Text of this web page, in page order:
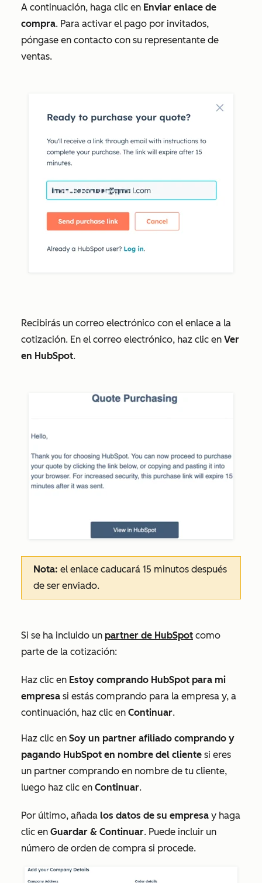
A continuación, haga clic en Enviar enlace de
compra. Para activar el pago por invitados,
póngase en contacto con su representante de
ventas.
Recibirás un correo electrónico con el enlace a la
cotización. En el correo electrónico, haz clic en Ver
en HubSpot.
Nota: el enlace caducará 15 minutos después
de ser enviado.
Si se ha incluido un partner de HubSpot como
parte de la cotización:
Haz clic en Estoy comprando HubSpot para mi
empresa si estás comprando para la empresa y, a
continuación, haz clic en Continuar.
Haz clic en Soy un partner afiliado comprando y
pagando HubSpot en nombre del cliente si eres
un partner comprando en nombre de tu cliente,
luego haz clic en Continuar.
Por último, añada los datos de su empresa y haga
clic en Guardar & Continuar. Puede incluir un
número de orden de compra si procede.